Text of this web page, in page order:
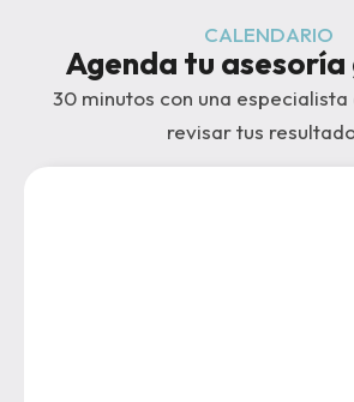
CALENDARIO
Agenda tu
30 minutos con una
revisar tus